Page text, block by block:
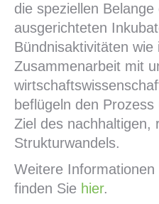
die speziellen
ausgerichteten
Bündnisaktivitäten wie
Zusammenarbeit mit
beflügeln den
Ziel des nachhaltigen,
Strukturwandels.
Weitere
finden Sie hier.